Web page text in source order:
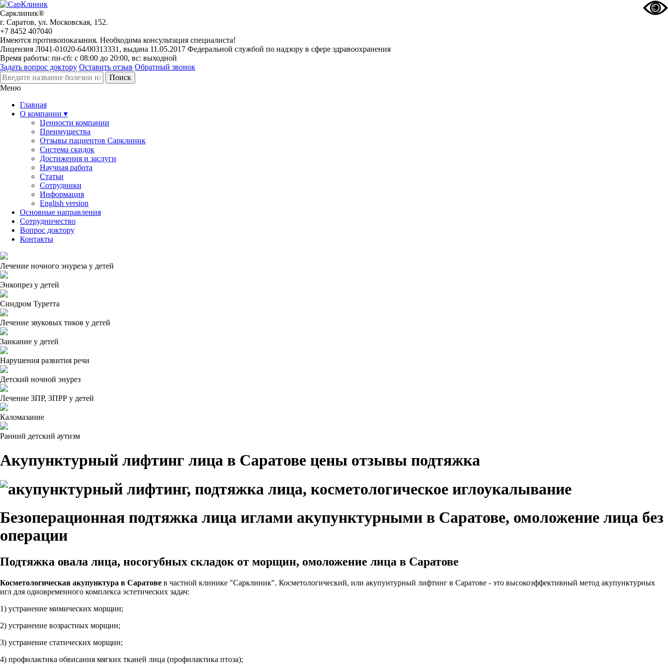
Сарклиник®
г. Саратов, ул. Московская, 152.
+7 8452 407040
Имеются противопоказания. Необходима консультация специалиста!
Лицензия Л041-01020-64/00313331, выдана 11.05.2017 Федеральной службой по надзору в сфере здравоохранения
Время работы: пн-сб: с 08:00 до 20:00, вс: выходной
Задать вопрос доктору Оставить отзыв Обратный звонок
Меню
Главная
О компании ▾
Ценности компании
Преимущества
Отзывы пациентов Сарклиник
Система скидок
Достижения и заслуги
Научная работа
Статьи
Сотрудники
Информация
English version
Основные направления
Сотрудничество
Вопрос доктору
Контакты
Лечение ночного энуреза у детей
Энкопрез у детей
Синдром Туретта
Лечение звуковых тиков у детей
Заикание у детей
Нарушения развития речи
Детский ночной энурез
Лечение ЗПР, ЗПРР у детей
Каломазание
Ранний детский аутизм
Акупунктурный лифтинг лица в Саратове цены отзывы подтяжка
Безоперационная подтяжка лица иглами акупунктурными в Саратове, омоложение лица без
операции
Подтяжка овала лица, носогубных складок от морщин, омоложение лица в Саратове
Косметологическая акупунктура в Саратове в частной клинике "Сарклиник". Косметологический, или акупунтурный лифтинг в Саратове - это высокоэффективный метод акупунктурных
игл для одновременного комплекса эстетических задач:
1) устранение мимических морщин;
2) устранение возрастных морщин;
3) устранение статических морщин;
4) профилактика обвисания мягких тканей лица (профилактика птоза);